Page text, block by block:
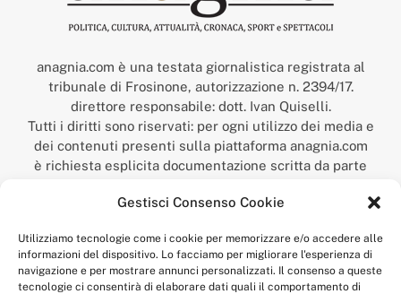
Gestisci Consenso Cookie
Utilizziamo tecnologie come i cookie per memorizzare e/o accedere alle
informazioni del dispositivo. Lo facciamo per migliorare l'esperienza di
navigazione e per mostrare annunci personalizzati. Il consenso a queste
tecnologie ci consentirà di elaborare dati quali il comportamento di
anagnia.com è una testata giornalistica registrata al
tribunale di Frosinone, autorizzazione n. 2394/17.
direttore responsabile: dott. Ivan Quiselli.
Tutti i diritti sono riservati: per ogni utilizzo dei media e
dei contenuti presenti sulla piattaforma anagnia.com
è richiesta esplicita documentazione scritta da parte
“Anagnia” è un marchio registrato presso l’Ufficio Italiano
Economico,
num. registrazione: 302017000014044 del 9 febbraio 2017.
Per contatti:redazione@anagnia.com